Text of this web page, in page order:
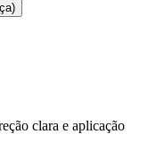
clara e aplicação